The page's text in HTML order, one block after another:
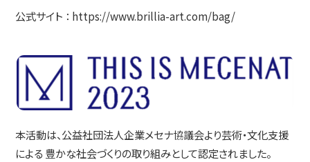
公式サイト ： https://www.brillia-art.com/bag/
本活動は、公益社団法人企業メセナ協議会より芸術・文化支援
による 豊かな社会づくりの取り組みとして認定されました。